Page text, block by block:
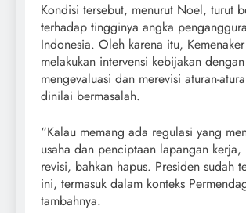
Kondisi tersebut, menurut Noel, turut
terhadap tingginya angka
Indonesia. Oleh karena itu,
melakukan intervensi kebijakan dengan
mengevaluasi dan merevisi aturan-
dinilai bermasalah.
“Kalau memang ada regulasi yang
usaha dan penciptaan lapangan kerja,
revisi, bahkan hapus. Presiden sudah
ini, termasuk dalam konteks
tambahnya.